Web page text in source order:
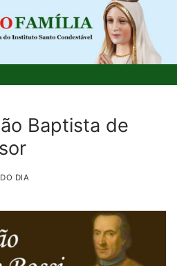
Baptista de
DIA